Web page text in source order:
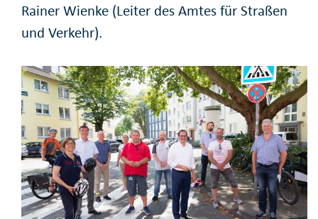
Rainer Wienke (Leiter des Amtes für Straßen
und Verkehr).